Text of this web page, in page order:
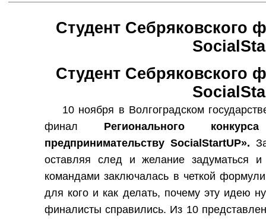
Студент Себряковского
Студент Себряковского
10 ноября в Волгоградском
финал Регионального
предпринимательству SocialStartUP».
оставляя след и желание задуматься
командами заключалась в четкой
для кого и как делать, почему эту идею
финалисты справились. Из 10